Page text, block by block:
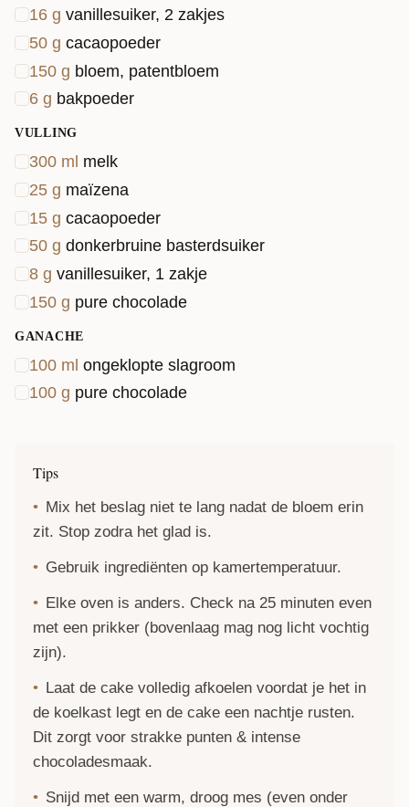
16 g vanillesuiker, 2 zakjes
50 g cacaopoeder
150 g bloem, patentbloem
6 g bakpoeder
VULLING
300 ml melk
25 g maïzena
15 g cacaopoeder
50 g donkerbruine basterdsuiker
8 g vanillesuiker, 1 zakje
150 g pure chocolade
GANACHE
100 ml ongeklopte slagroom
100 g pure chocolade
Tips
Mix het beslag niet te lang nadat de bloem erin
zit. Stop zodra het glad is.
Gebruik ingrediënten op kamertemperatuur.
Elke oven is anders. Check na 25 minuten even
met een prikker (bovenlaag mag nog licht vochtig
zijn).
Laat de cake volledig afkoelen voordat je het in
de koelkast legt en de cake een nachtje rusten.
Dit zorgt voor strakke punten & intense
chocoladesmaak.
Snijd met een warm, droog mes (even onder